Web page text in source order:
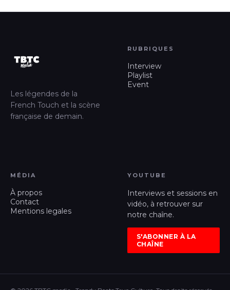
Les légendes de la
French Touch et la scène
française de demain.
RUBRIQUES
Interview
Playlist
Event
MÉDIA
À propos
Contact
Mentions legales
YOUTUBE
Interviews et sessions en
vidéo, à retrouver sur
notre chaîne.
S'ABONNER À LA
CHAÎNE